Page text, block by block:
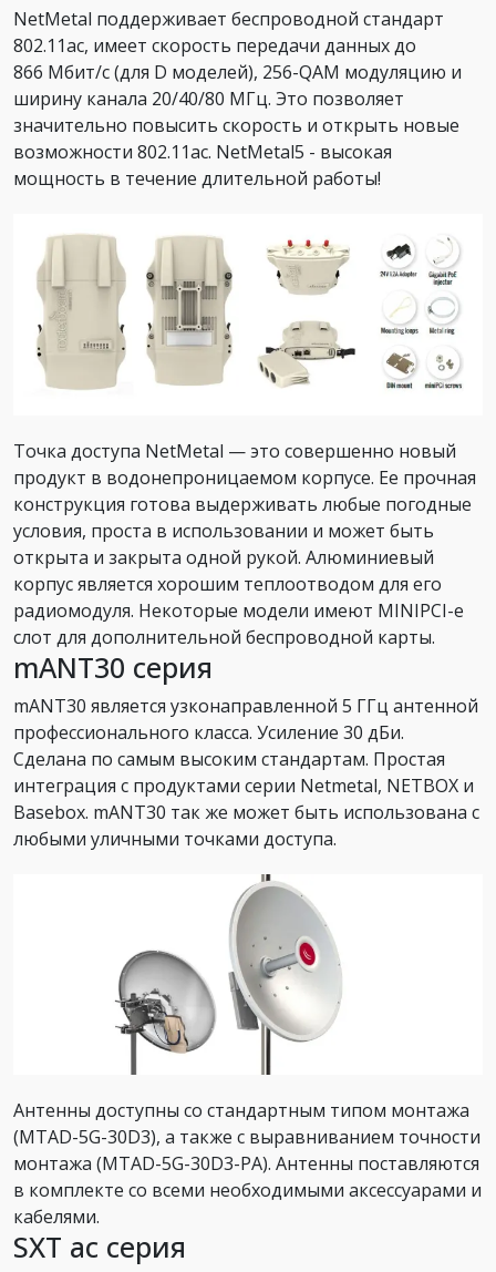
NetMetal поддерживает беспроводной стандарт
802.11ac, имеет скорость передачи данных до
866 Мбит/с (для D моделей), 256-QAM модуляцию и
ширину канала 20/40/80 МГц. Это позволяет
значительно повысить скорость и открыть новые
возможности 802.11ac. NetMetal5 - высокая
мощность в течение длительной работы!
Точка доступа NetMetal — это совершенно новый
продукт в водонепроницаемом корпусе. Ее прочная
конструкция готова выдерживать любые погодные
условия, проста в использовании и может быть
открыта и закрыта одной рукой. Алюминиевый
корпус является хорошим теплоотводом для его
радиомодуля. Некоторые модели имеют MINIPCI-е
слот для дополнительной беспроводной карты.
mANT30 серия
mANT30 является узконаправленной 5 ГГц антенной
профессионального класса. Усиление 30 дБи.
Сделана по самым высоким стандартам. Простая
интеграция с продуктами серии Netmetal, NETBOX и
Basebox. mANT30 так же может быть использована с
любыми уличными точками доступа.
Антенны доступны со стандартным типом монтажа
(MTAD-5G-30D3), а также с выравниванием точности
монтажа (MTAD-5G-30D3-PA). Антенны поставляются
в комплекте со всеми необходимыми аксессуарами и
кабелями.
SXT ac серия